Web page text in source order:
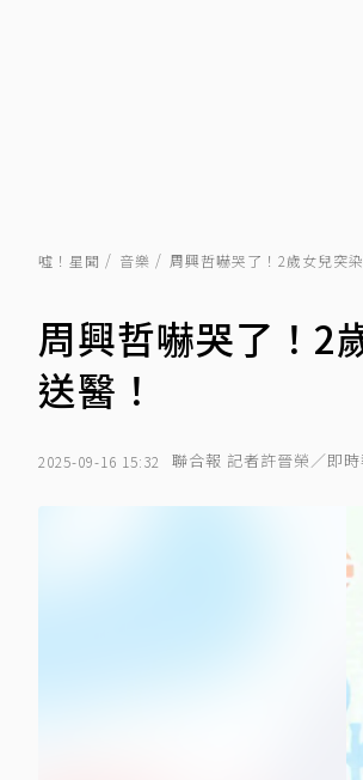
噓！星聞 音樂 周興哲嚇哭了！2歲女兒突
周興哲嚇哭了！2
送醫！
2025-09-16 15:32 聯合報 記者許晉榮／即